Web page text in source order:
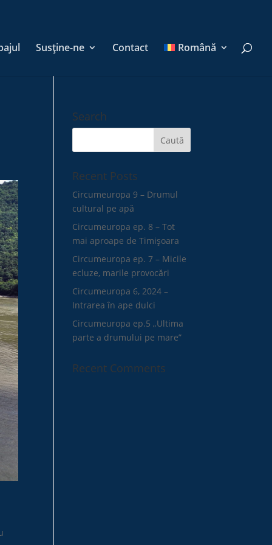
Susține-ne Contact Română
Search
Recent Posts
Circumeuropa 9 – Drumul
cultural pe apă
Circumeuropa ep. 8 – Tot
mai aproape de Timișoara
Circumeuropa ep. 7 – Micile
ecluze, marile provocări
Circumeuropa 6, 2024 –
Intrarea în ape dulci
Circumeuropa ep.5 „Ultima
parte a drumului pe mare”
Recent Comments